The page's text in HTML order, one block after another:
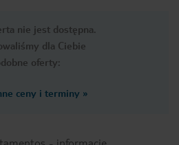
nie jest dostępna.
dla Ciebie
oferty:
ceny i terminy »